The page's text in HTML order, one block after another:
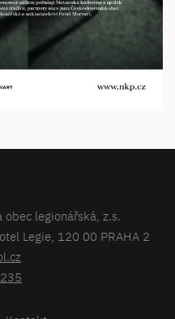
obec legionářská, z.s.
Legie, 120 00 PRAHA 2